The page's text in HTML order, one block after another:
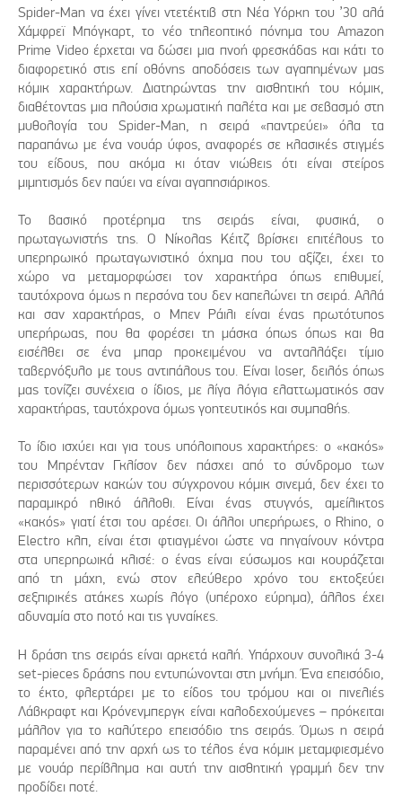
Spider-Man να έχει γίνει ντετέκτιβ στη Νέα Υόρκη του ’30 αλά
Χάμφρεϊ Μπόγκαρτ, το νέο τηλεοπτικό πόνημα του Amazon
Prime Video έρχεται να δώσει μια πνοή φρεσκάδας και κάτι το
διαφορετικό στις επί οθόνης αποδόσεις των αγαπημένων μας
κόμικ χαρακτήρων. Διατηρώντας την αισθητική του κόμικ,
διαθέτοντας μια πλούσια χρωματική παλέτα και με σεβασμό στη
μυθολογία του Spider-Man, η σειρά «παντρεύει» όλα τα
παραπάνω με ένα νουάρ ύφος, αναφορές σε κλασικές στιγμές
του είδους, που ακόμα κι όταν νιώθεις ότι είναι στείρος
μιμητισμός δεν παύει να είναι αγαπησιάρικος.
Το βασικό προτέρημα της σειράς είναι, φυσικά, ο
πρωταγωνιστής της. Ο Νίκολας Κέιτζ βρίσκει επιτέλους το
υπερηρωικό πρωταγωνιστικό όχημα που του αξίζει, έχει το
χώρο να μεταμορφώσει τον χαρακτήρα όπως επιθυμεί,
ταυτόχρονα όμως η περσόνα του δεν καπελώνει τη σειρά. Αλλά
και σαν χαρακτήρας, ο Μπεν Ράιλι είναι ένας πρωτότυπος
υπερήρωας, που θα φορέσει τη μάσκα όπως όπως και θα
εισέλθει σε ένα μπαρ προκειμένου να ανταλλάξει τίμιο
ταβερνόξυλο με τους αντιπάλους του. Είναι loser, δειλός όπως
μας τονίζει συνέχεια ο ίδιος, με λίγα λόγια ελαττωματικός σαν
χαρακτήρας, ταυτόχρονα όμως γοητευτικός και συμπαθής.
Το ίδιο ισχύει και για τους υπόλοιπους χαρακτήρες: ο «κακός»
του Μπρένταν Γκλίσον δεν πάσχει από το σύνδρομο των
περισσότερων κακών του σύγχρονου κόμικ σινεμά, δεν έχει το
παραμικρό ηθικό άλλοθι. Είναι ένας στυγνός, αμείλικτος
«κακός» γιατί έτσι του αρέσει. Οι άλλοι υπερήρωες, ο Rhino, o
Electro κλπ, είναι έτσι φτιαγμένοι ώστε να πηγαίνουν κόντρα
στα υπερηρωικά κλισέ: ο ένας είναι εύσωμος και κουράζεται
από τη μάχη, ενώ στον ελεύθερο χρόνο του εκτοξεύει
σεξπιρικές ατάκες χωρίς λόγο (υπέροχο εύρημα), άλλος έχει
αδυναμία στο ποτό και τις γυναίκες.
Η δράση της σειράς είναι αρκετά καλή. Υπάρχουν συνολικά 3-4
set-pieces δράσης που εντυπώνονται στη μνήμη. Ένα επεισόδιο,
το έκτο, φλερτάρει με το είδος του τρόμου και οι πινελιές
Λάβκραφτ και Κρόνενμπεργκ είναι καλοδεχούμενες – πρόκειται
μάλλον για το καλύτερο επεισόδιο της σειράς. Όμως η σειρά
παραμένει από την αρχή ως το τέλος ένα κόμικ μεταμφιεσμένο
με νουάρ περίβλημα και αυτή την αισθητική γραμμή δεν την
προδίδει ποτέ.